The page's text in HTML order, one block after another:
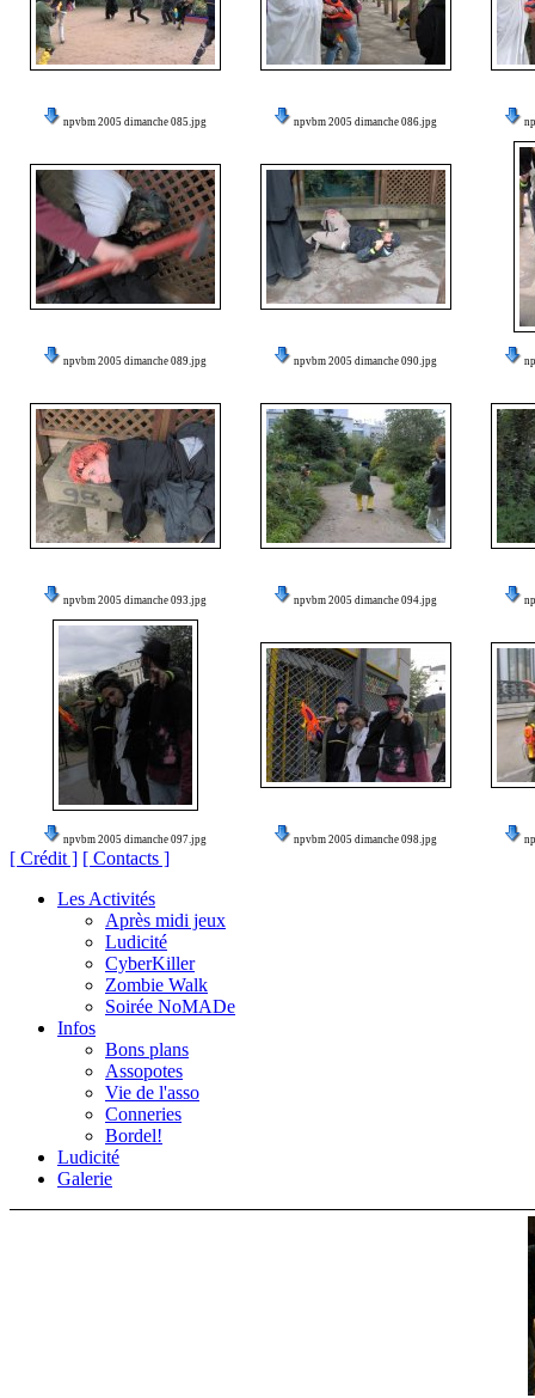
npvbm 2005 dimanche 085.jpg npvbm 2005 dimanche 086.jpg
npvbm 2005 dimanche 089.jpg npvbm 2005 dimanche 090.jpg
npvbm 2005 dimanche 093.jpg npvbm 2005 dimanche 094.jpg
npvbm 2005 dimanche 097.jpg npvbm 2005 dimanche 098.jpg
[ Crédit ] [ Contacts ]
Les Activités
Après midi jeux
Ludicité
CyberKiller
Zombie Walk
Soirée NoMADe
Infos
Bons plans
Assopotes
Vie de l'asso
Conneries
Bordel!
Ludicité
Galerie